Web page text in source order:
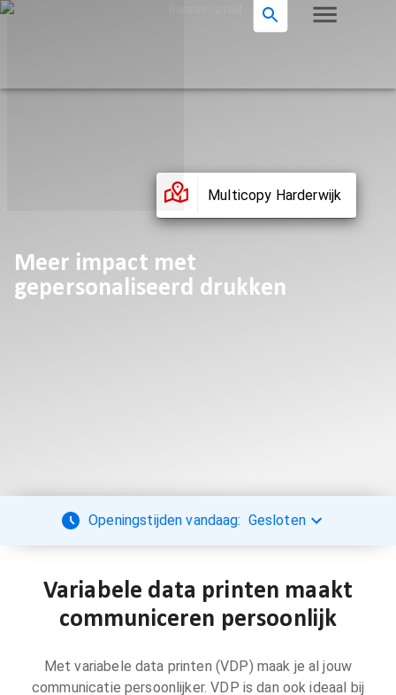
Multicopy Harderwijk
Meer impact met
gepersonaliseerd drukken
Openingstijden vandaag: Gesloten
Variabele data printen maakt
communiceren persoonlijk
Met variabele data printen (VDP) maak je al jouw
communicatie persoonlijker. VDP is dan ook ideaal bij